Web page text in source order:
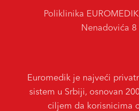
Euromedik je najveći
sistem u Srbiji, osnovan
ciljem da korisnicima
Poliklinika
Nenadovića 8